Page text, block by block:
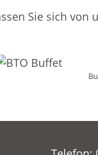
Sie sich von